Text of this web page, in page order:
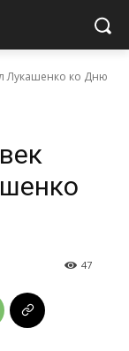
Лукашенко ко Дню
47